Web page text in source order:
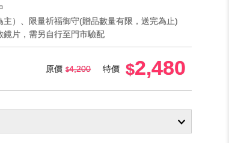
）、限量祈福御守(贈品數量有限，送完為止)
片，需另自行至門市驗配
原價 4,200 特價 2,480